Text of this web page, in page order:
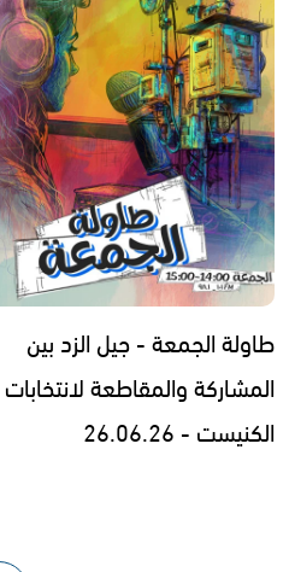
طاولة الجمعة - جيل الزد بين
المشاركة والمقاطعة لانتخابات
الكنيست - 26.06.26